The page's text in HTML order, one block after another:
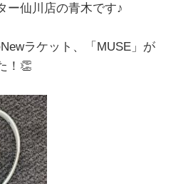
ー仙川店の青木です♪
ラケット、「MUSE」が
！👏